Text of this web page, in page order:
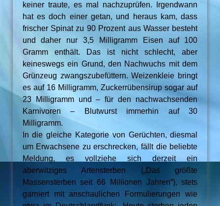
keiner traute, es mal nachzuprüfen. Irgendwann
hat es doch einer getan, und heraus kam, dass
frischer Spinat zu 90 Prozent aus Wasser besteht
und daher nur 3,5 Milligramm Eisen auf 100
Gramm enthält. Das ist nicht schlecht, aber
keineswegs ein Grund, den Nachwuchs mit dem
Grünzeug zwangszubefüttern. Weizenkleie bringt
es auf 16 Milligramm, Zuckerrübensirup sogar auf
23 Milligramm und – für den nachwachsenden
Karnivoren – Blutwurst immerhin auf 30
Milligramm.
In die gleiche Kategorie von Gerüchten, diesmal
um Erwachsene zu erschrecken, fällt die beliebte
Meldung, es vollziehe sich derzeit ein
aberwitziges Artensterben („Das größte
Massensterben seit 66 Millionen Jahren“), stets
garniert mit anschaulichen Formulierungen wie